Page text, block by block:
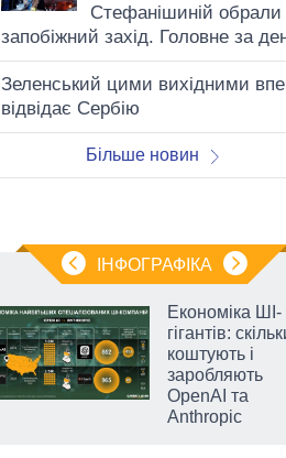
Стефанішиній обрали
запобіжний захід. Головне за
Зеленський цими вихідними
відвідає Сербію
Більше новин
ІНФОГРАФІКА
Економіка ШІ-
гігантів:
коштують і
заробляють
OpenAI та
Anthropic